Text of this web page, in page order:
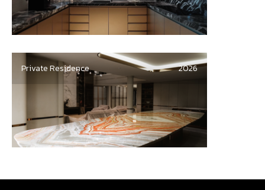
Private Residence 2026